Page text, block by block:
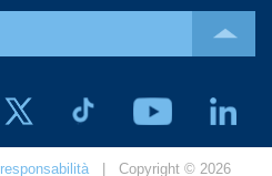
| Copyright © 2026